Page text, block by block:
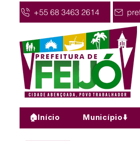
+55 68 3463 2614
🏠Início Município⬇️